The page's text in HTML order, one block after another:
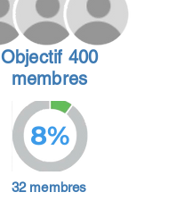
Objectif 400
membres
8%
32 membres